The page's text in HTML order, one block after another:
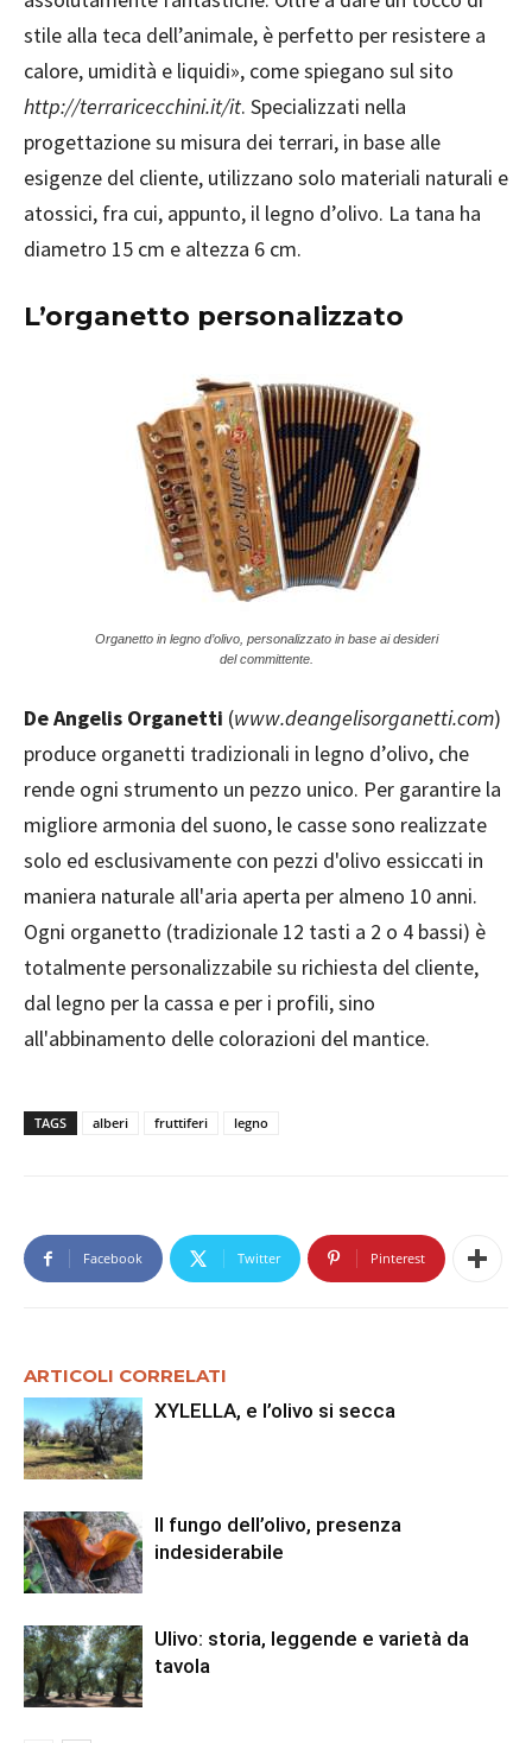
stile alla teca dell’animale, è perfetto per resistere a
calore, umidità e liquidi», come spiegano sul sito
http://terraricecchini.it/it. Specializzati nella
progettazione su misura dei terrari, in base alle
esigenze del cliente, utilizzano solo materiali naturali e
atossici, fra cui, appunto, il legno d’olivo. La tana ha
diametro 15 cm e altezza 6 cm.
L’organetto personalizzato
Organetto in legno d’olivo, personalizzato in base ai desideri
del committente.
De Angelis Organetti (www.deangelisorganetti.com)
produce organetti tradizionali in legno d’olivo, che
rende ogni strumento un pezzo unico. Per garantire la
migliore armonia del suono, le casse sono realizzate
solo ed esclusivamente con pezzi d'olivo essiccati in
maniera naturale all'aria aperta per almeno 10 anni.
Ogni organetto (tradizionale 12 tasti a 2 o 4 bassi) è
totalmente personalizzabile su richiesta del cliente,
dal legno per la cassa e per i profili, sino
all'abbinamento delle colorazioni del mantice.
TAGS alberi fruttiferi legno
Facebook Twitter Pinterest
ARTICOLI CORRELATI
XYLELLA, e l’olivo si secca
Il fungo dell’olivo, presenza
indesiderabile
Ulivo: storia, leggende e varietà da
tavola